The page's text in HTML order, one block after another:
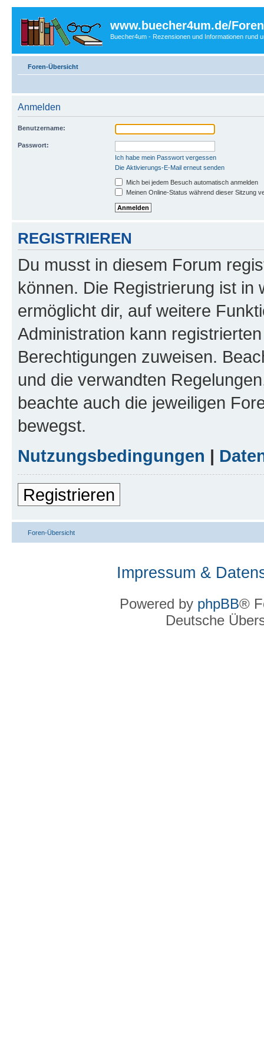
www.buecher4um.de/Foren
Buecher4um - Rezensionen und Informationen rund
Foren-Übersicht
Anmelden
Benutzername:
Passwort:
Ich habe mein Passwort vergessen
Die Aktivierungs-E-Mail erneut senden
Mich bei jedem Besuch automatisch anmelden
Meinen Online-Status während dieser Sitzung
REGISTRIEREN
Du musst in diesem Forum
können. Die Registrierung ist in
ermöglicht dir, auf weitere
Administration kann
Berechtigungen zuweisen.
und die verwandten
beachte auch die jeweiligen
bewegst.
Nutzungsbedingungen |
Registrieren
Foren-Übersicht
Impressum &
Powered by phpBB®
Deutsche